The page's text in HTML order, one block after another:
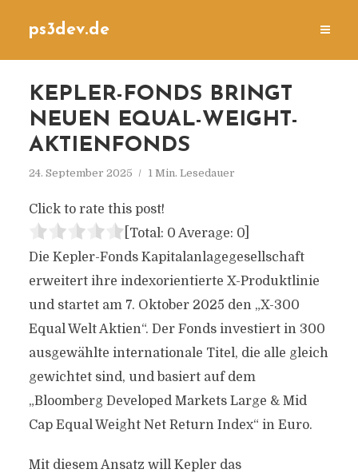
ps3dev.de
KEPLER-FONDS BRINGT
NEUEN EQUAL-WEIGHT-
AKTIENFONDS
24. September 2025 1 Min. Lesedauer
Click to rate this post!
[Total: 0 Average: 0]
Die Kepler-Fonds Kapitalanlagegesellschaft
erweitert ihre indexorientierte X-Produktlinie
und startet am 7. Oktober 2025 den „X-300
Equal Welt Aktien“. Der Fonds investiert in 300
ausgewählte internationale Titel, die alle gleich
gewichtet sind, und basiert auf dem
„Bloomberg Developed Markets Large & Mid
Cap Equal Weight Net Return Index“ in Euro.
Mit diesem Ansatz will Kepler das